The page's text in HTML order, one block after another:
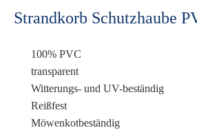
Strandkorb Schutzhaube
100% PVC
transparent
Witterungs- und UV-beständig
Reißfest
Möwenkotbeständig